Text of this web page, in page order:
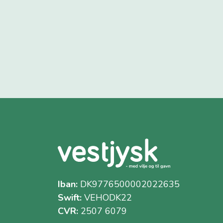
Iban:DK9776500002022635
Swift:VEHODK22
CVR:2507 6079